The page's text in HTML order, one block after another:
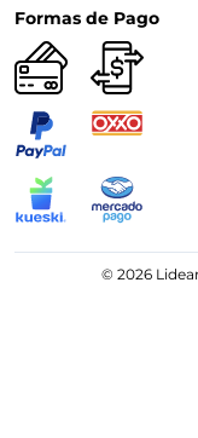
Formas de Pago
© 2026